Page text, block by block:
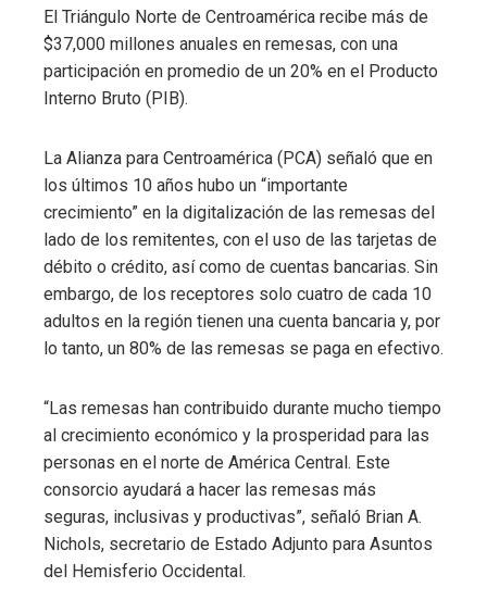
El Triángulo Norte de Centroamérica recibe más de
$37,000 millones anuales en remesas, con una
participación en promedio de un 20% en el Producto
Interno Bruto (PIB).
La Alianza para Centroamérica (PCA) señaló que en
los últimos 10 años hubo un “importante
crecimiento” en la digitalización de las remesas del
lado de los remitentes, con el uso de las tarjetas de
débito o crédito, así como de cuentas bancarias. Sin
embargo, de los receptores solo cuatro de cada 10
adultos en la región tienen una cuenta bancaria y, por
lo tanto, un 80% de las remesas se paga en efectivo.
“Las remesas han contribuido durante mucho tiempo
al crecimiento económico y la prosperidad para las
personas en el norte de América Central. Este
consorcio ayudará a hacer las remesas más
seguras, inclusivas y productivas”, señaló Brian A.
Nichols, secretario de Estado Adjunto para Asuntos
del Hemisferio Occidental.